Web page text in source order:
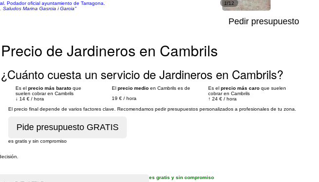
Podador oficial ayuntamiento de Tarragona.
Marina Gasrcia i Garcia"
1/12
Pedir presupuesto
Precio de Jardineros en Cambrils
¿Cuánto cuesta un servicio de Jardineros en Cambrils?
Es el precio más barato que
suelen cobrar en Cambrils
↓ 14 € / hora
El precio medio en Cambrils es de
19 € / hora
Es el precio más caro que suelen
cobrar en Cambrils
↑ 24 € / hora
El precio final depende de varios factores clave. Recomendamos pedir presupuestos personalizados a profesionales de tu zona.
es gratis y sin compromiso
es gratis y sin compromiso